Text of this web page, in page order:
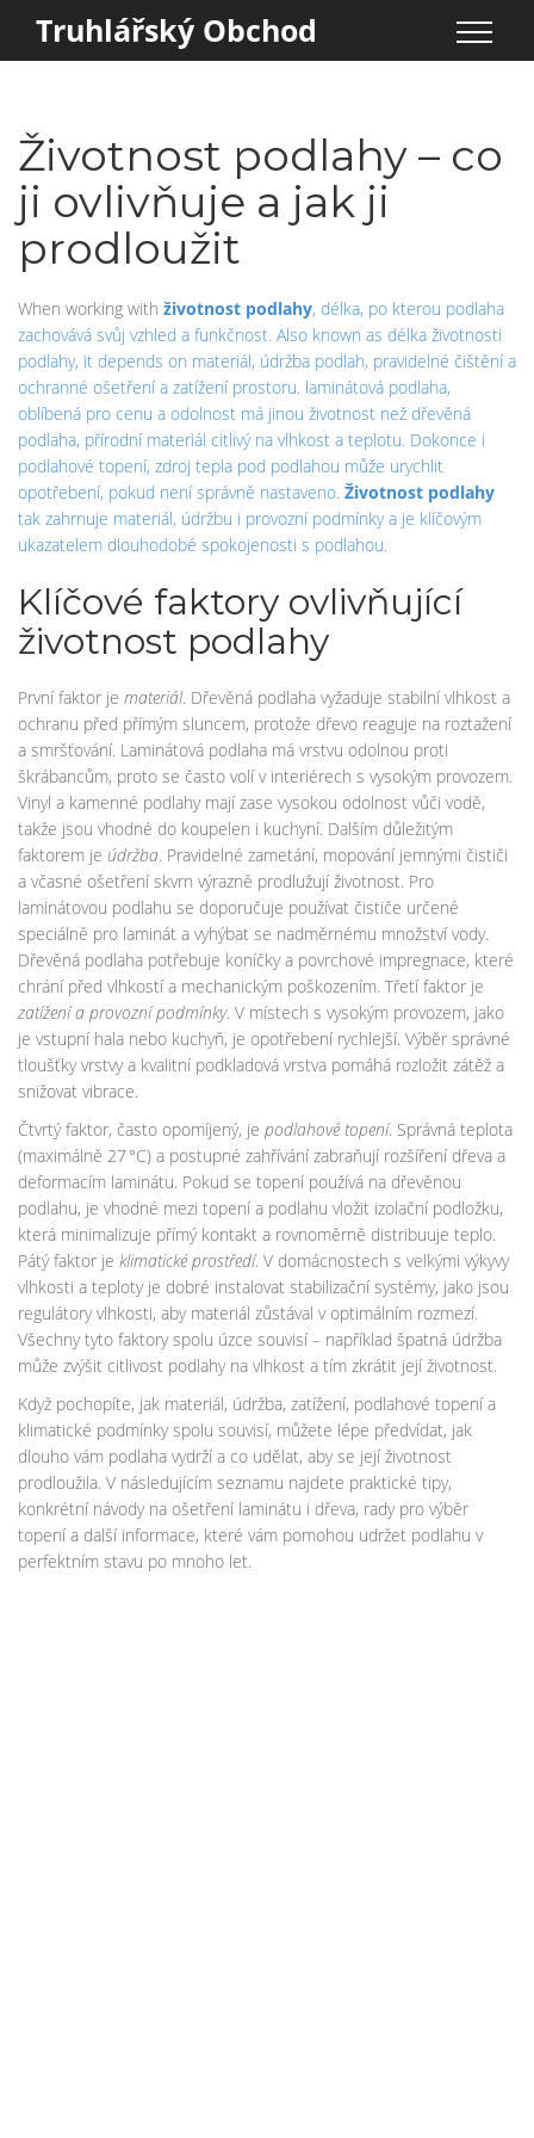
Truhlářský Obchod
Životnost podlahy – co
ji ovlivňuje a jak ji
prodloužit
When working with životnost podlahy, délka, po kterou podlaha
zachovává svůj vzhled a funkčnost. Also known as délka životnosti
podlahy, it depends on materiál, údržba podlah, pravidelné čištění a
ochranné ošetření a zatížení prostoru. laminátová podlaha,
oblíbená pro cenu a odolnost má jinou životnost než dřevěná
podlaha, přírodní materiál citlivý na vlhkost a teplotu. Dokonce i
podlahové topení, zdroj tepla pod podlahou může urychlit
opotřebení, pokud není správně nastaveno. Životnost podlahy
tak zahrnuje materiál, údržbu i provozní podmínky a je klíčovým
ukazatelem dlouhodobé spokojenosti s podlahou.
Klíčové faktory ovlivňující
životnost podlahy
První faktor je materiál. Dřevěná podlaha vyžaduje stabilní vlhkost a
ochranu před přímým sluncem, protože dřevo reaguje na roztažení
a smršťování. Laminátová podlaha má vrstvu odolnou proti
škrábancům, proto se často volí v interiérech s vysokým provozem.
Vinyl a kamenné podlahy mají zase vysokou odolnost vůči vodě,
takže jsou vhodné do koupelen i kuchyní. Dalším důležitým
faktorem je údržba. Pravidelné zametání, mopování jemnými čističi
a včasné ošetření skvrn výrazně prodlužují životnost. Pro
laminátovou podlahu se doporučuje používat čističe určené
speciálně pro laminát a vyhýbat se nadměrnému množství vody.
Dřevěná podlaha potřebuje koníčky a povrchové impregnace, které
chrání před vlhkostí a mechanickým poškozením. Třetí faktor je
zatížení a provozní podmínky. V místech s vysokým provozem, jako
je vstupní hala nebo kuchyň, je opotřebení rychlejší. Výběr správné
tloušťky vrstvy a kvalitní podkladová vrstva pomáhá rozložit zátěž a
snižovat vibrace.
Čtvrtý faktor, často opomíjený, je podlahové topení. Správná teplota
(maximálně 27 °C) a postupné zahřívání zabraňují rozšíření dřeva a
deformacím laminátu. Pokud se topení používá na dřevěnou
podlahu, je vhodné mezi topení a podlahu vložit izolační podložku,
která minimalizuje přímý kontakt a rovnoměrně distribuuje teplo.
Pátý faktor je klimatické prostředí. V domácnostech s velkými výkyvy
vlhkosti a teploty je dobré instalovat stabilizační systémy, jako jsou
regulátory vlhkosti, aby materiál zůstával v optimálním rozmezí.
Všechny tyto faktory spolu úzce souvisí – například špatná údržba
může zvýšit citlivost podlahy na vlhkost a tím zkrátit její životnost.
Když pochopíte, jak materiál, údržba, zatížení, podlahové topení a
klimatické podmínky spolu souvisí, můžete lépe předvídat, jak
dlouho vám podlaha vydrží a co udělat, aby se její životnost
prodloužila. V následujícím seznamu najdete praktické tipy,
konkrétní návody na ošetření laminátu i dřeva, rady pro výběr
topení a další informace, které vám pomohou udržet podlahu v
perfektním stavu po mnoho let.